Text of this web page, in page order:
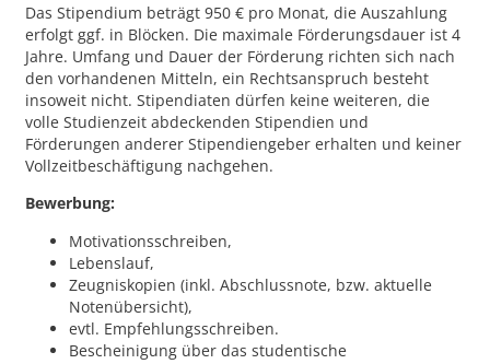
Das Stipendium beträgt 950 € pro Monat, die Auszahlung
erfolgt ggf. in Blöcken. Die maximale Förderungsdauer ist 4
Jahre. Umfang und Dauer der Förderung richten sich nach
den vorhandenen Mitteln, ein Rechtsanspruch besteht
insoweit nicht. Stipendiaten dürfen keine weiteren, die
volle Studienzeit abdeckenden Stipendien und
Förderungen anderer Stipendiengeber erhalten und keiner
Vollzeitbeschäftigung nachgehen.
Bewerbung:
Motivationsschreiben,
Lebenslauf,
Zeugniskopien (inkl. Abschlussnote, bzw. aktuelle
Notenübersicht),
evtl. Empfehlungsschreiben.
Bescheinigung über das studentische